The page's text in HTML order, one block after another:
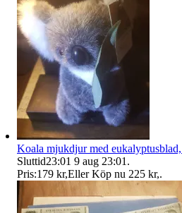
Koala mjukdjur med
Sluttid23:01 9 aug 23:01 .
Pris:179 kr,Eller Köp nu 225 kr,.